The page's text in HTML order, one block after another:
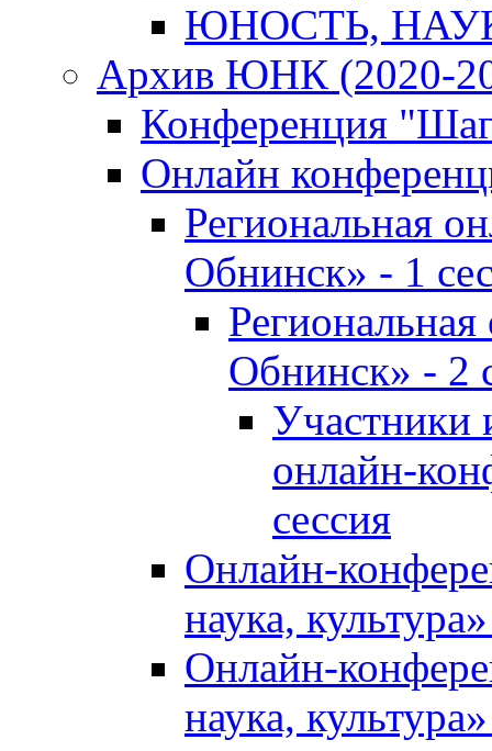
ЮНОСТЬ,
Архив ЮНК (2020-
Конференция
Онлайн
Региональная
Обнинск» - 1
Обнинск» - 2
Участники
онлайн-
сессия
Онлайн-
наука,
Онлайн-
наука,